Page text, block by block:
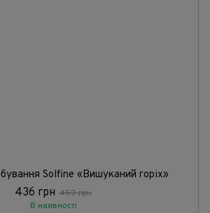
Solfine «Вишуканий горіх»
436 грн 459 грн
В наявності